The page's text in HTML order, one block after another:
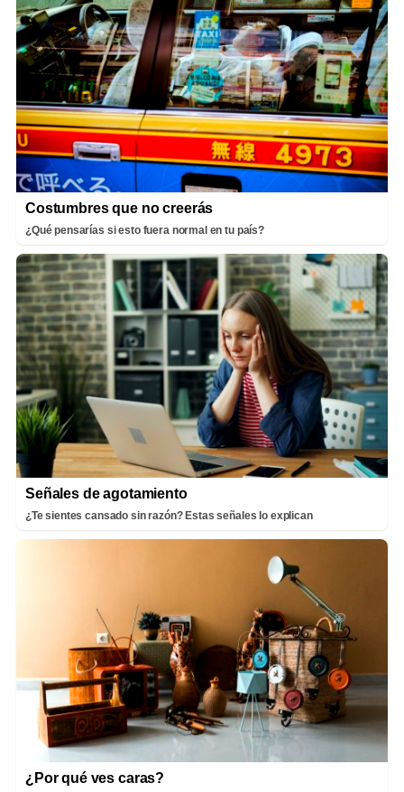
Costumbres que no creerás
¿Qué pensarías si esto fuera normal en tu país?
Señales de agotamiento
¿Te sientes cansado sin razón? Estas señales lo explican
¿Por qué ves caras?